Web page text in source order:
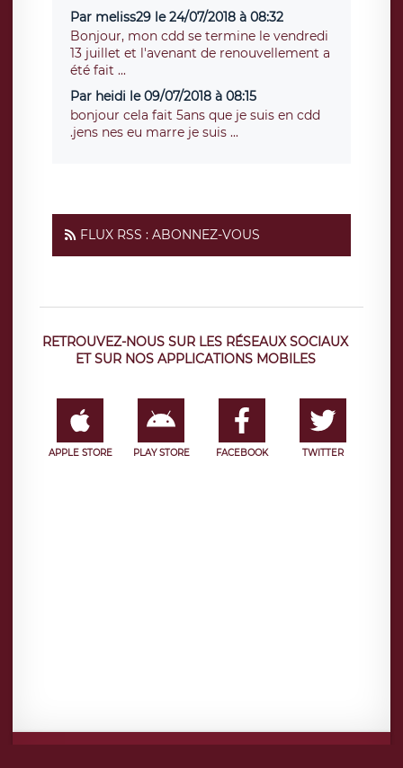
Par meliss29 le 24/07/2018 à 08:32
Bonjour, mon cdd se termine le vendredi
13 juillet et l'avenant de renouvellement a
été fait ...
Par heidi le 09/07/2018 à 08:15
bonjour cela fait 5ans que je suis en cdd
.jens nes eu marre je suis ...
FLUX RSS : ABONNEZ-VOUS
RETROUVEZ-NOUS SUR LES RÉSEAUX SOCIAUX
ET SUR NOS APPLICATIONS MOBILES
APPLE STORE PLAY STORE FACEBOOK TWITTER